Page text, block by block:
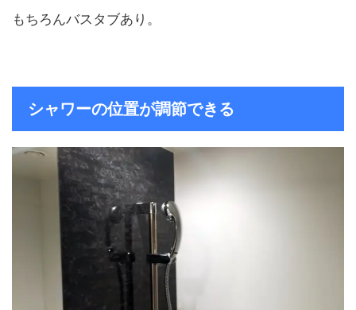
もちろんバスタブあり。
シャワーの位置が調節できる